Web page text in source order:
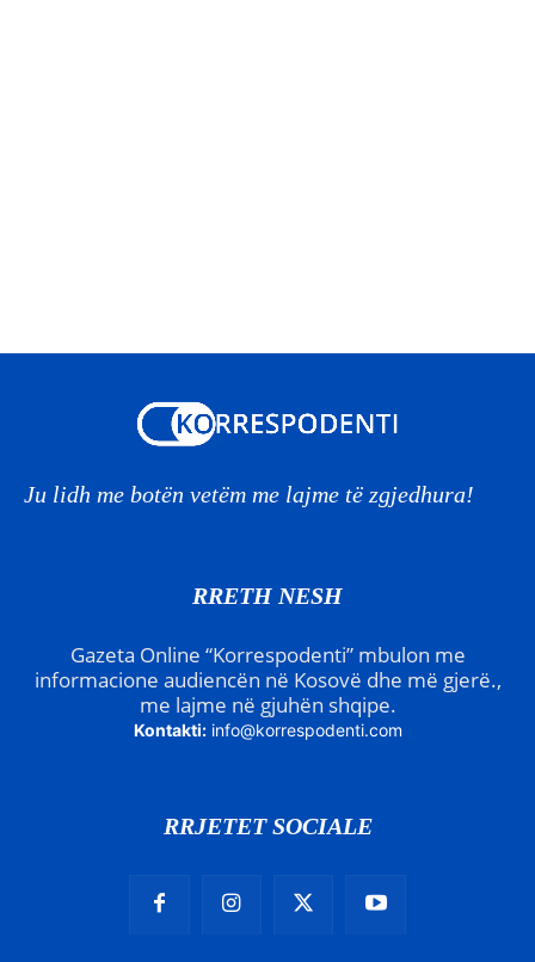
Ju lidh me botën vetëm me lajme të zgjedhura!
RRETH NESH
Gazeta Online “Korrespodenti” mbulon me
informacione audiencën në Kosovë dhe më gjerë.,
me lajme në gjuhën shqipe.
Kontakti: info@korrespodenti.com
RRJETET SOCIALE